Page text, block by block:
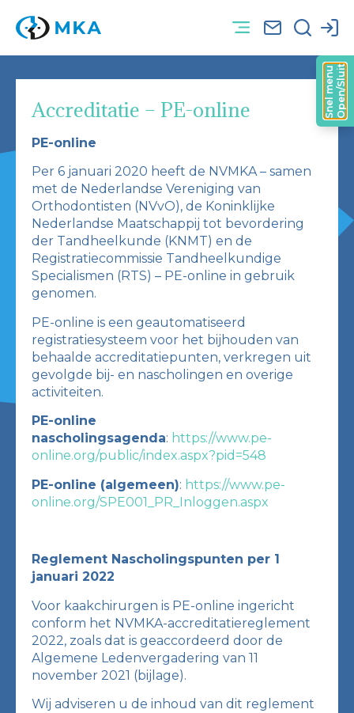
Accreditatie – PE-online
PE-online
Per 6 januari 2020 heeft de NVMKA – samen
met de Nederlandse Vereniging van
Orthodontisten (NVvO), de Koninklijke
Nederlandse Maatschappij tot bevordering
der Tandheelkunde (KNMT) en de
Registratiecommissie Tandheelkundige
Specialismen (RTS) – PE-online in gebruik
genomen.
PE-online is een geautomatiseerd
registratiesysteem voor het bijhouden van
behaalde accreditatiepunten, verkregen uit
gevolgde bij- en nascholingen en overige
activiteiten.
PE-online
nascholingsagenda: https://www.pe-
online.org/public/index.aspx?pid=548
PE-online (algemeen): https://www.pe-
online.org/SPE001_PR_Inloggen.aspx
Reglement Nascholingspunten per 1
januari 2022
Voor kaakchirurgen is PE-online ingericht
conform het NVMKA-accreditatiereglement
2022, zoals dat is geaccordeerd door de
Algemene Ledenvergadering van 11
november 2021 (bijlage).
Wij adviseren u de inhoud van dit reglement
Open/Sluit
Snel menu